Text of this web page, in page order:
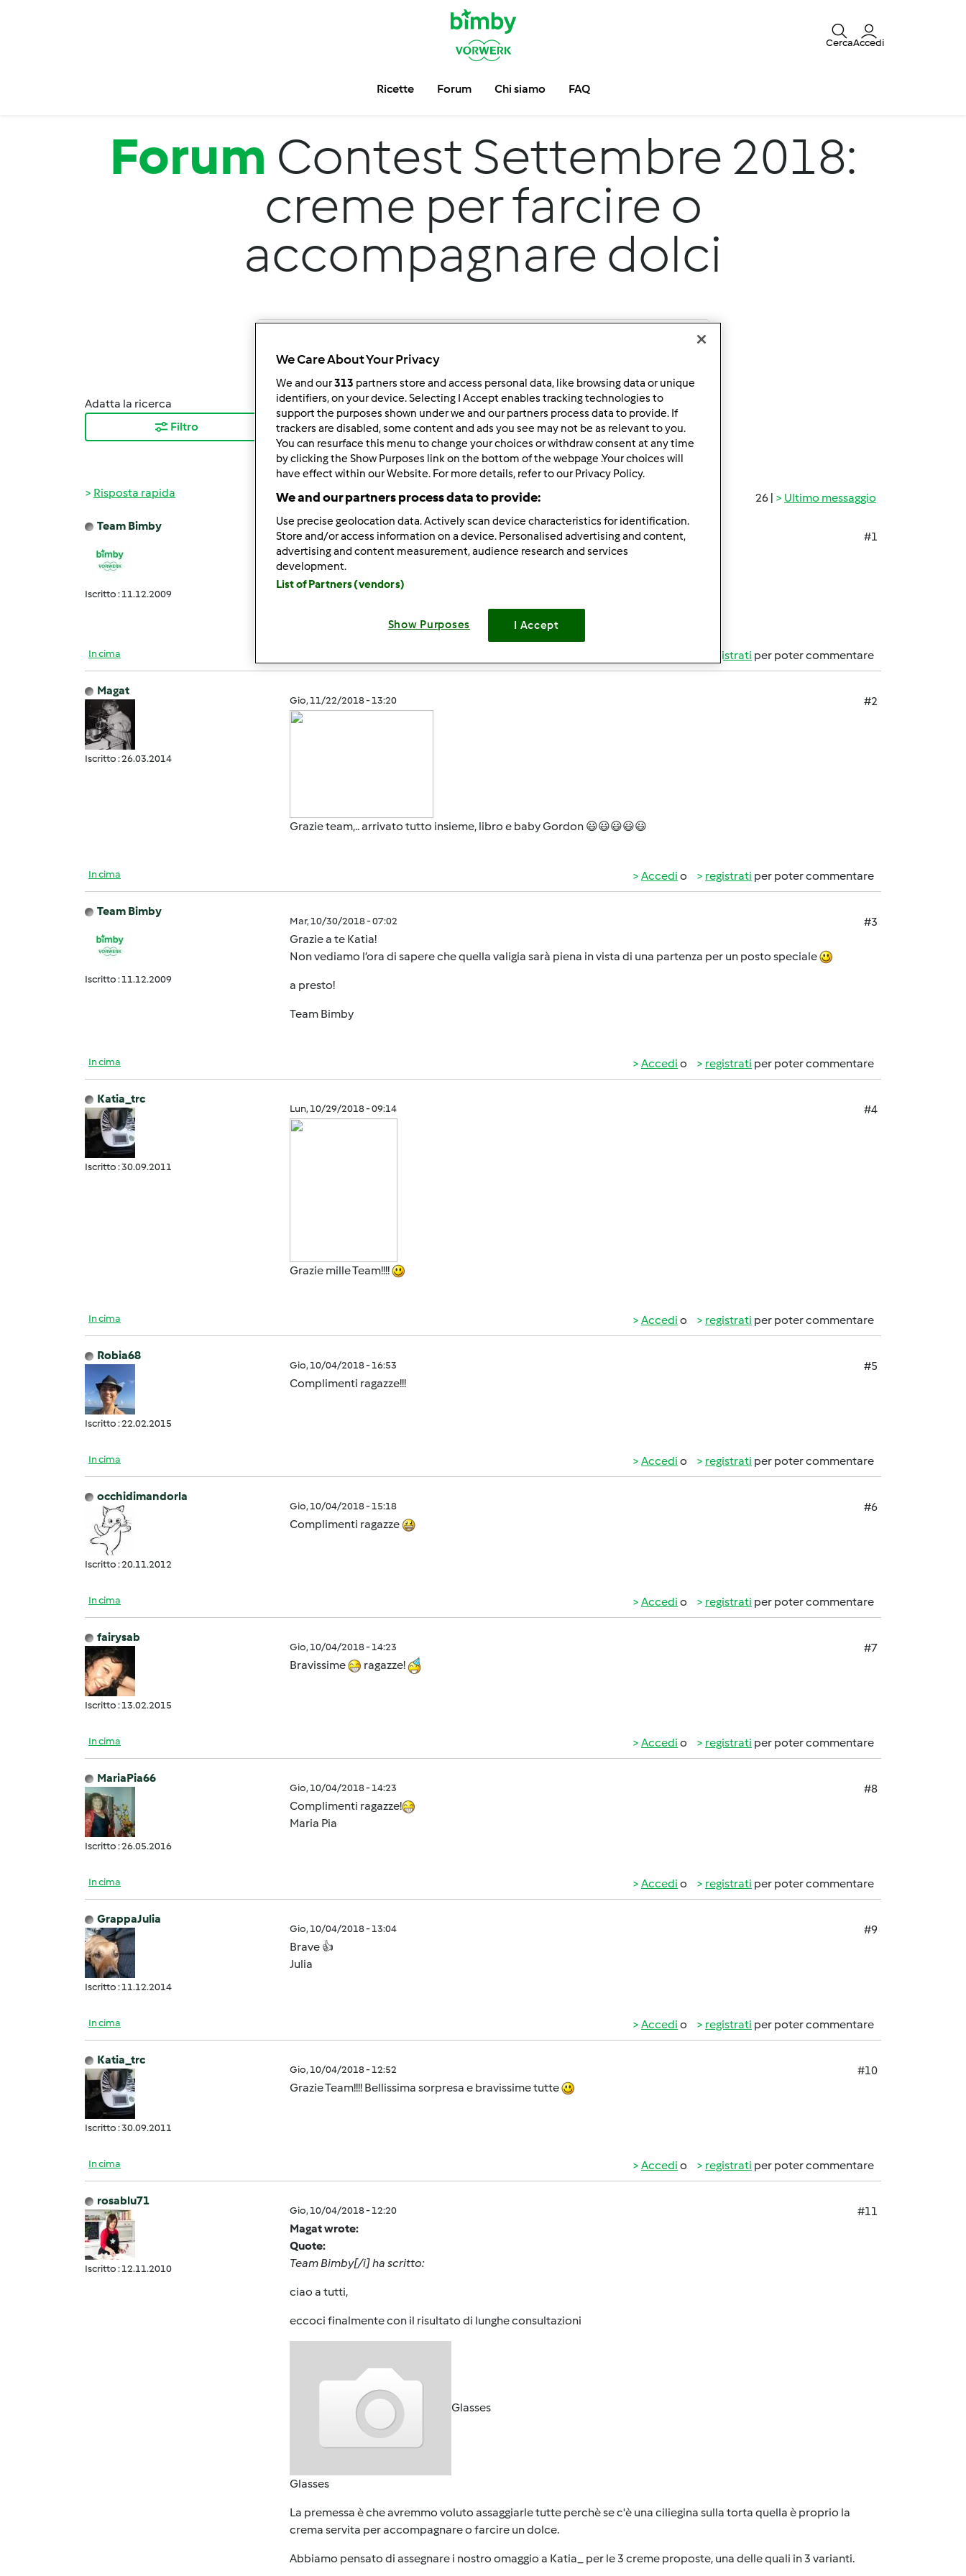
CercaAccedi
Ricette Forum Chi siamo FAQ
Forum Contest Settembre 2018:
creme per farcire o
accompagnare dolci
Adatta la ricerca
Filtro
Ordina per:
I risultati più recenti
Risultati per pagina:
10
26 | Ultimo messaggio
Risposta rapida
Team Bimby
Iscritto : 11.12.2009
Ven, 11/23/2018 - 08:39
#1
Benissimo Magat!
grazie per averlo comunicato nel topic
un caro saluto e a presto!
In cima registrati per poter commentare
Magat
Iscritto : 26.03.2014
Gio, 11/22/2018 - 13:20 #2
Grazie team,.. arrivato tutto insieme, libro e baby Gordon 😃😃😃😃😃
In cima Accedi o registrati per poter commentare
Team Bimby
Iscritto : 11.12.2009
Mar, 10/30/2018 - 07:02
#3
Grazie a te Katia!
Non vediamo l’ora di sapere che quella valigia sarà piena in vista di una partenza per un posto speciale
a presto!
Team Bimby
In cima Accedi o registrati per poter commentare
Katia_trc
Iscritto : 30.09.2011
Lun, 10/29/2018 - 09:14 #4
Grazie mille Team!!!!
In cima Accedi o registrati per poter commentare
Robia68
Iscritto : 22.02.2015
Gio, 10/04/2018 - 16:53
#5
Complimenti ragazze!!!
In cima Accedi o registrati per poter commentare
occhidimandorla
Iscritto : 20.11.2012
Gio, 10/04/2018 - 15:18
#6
Complimenti ragazze
In cima Accedi o registrati per poter commentare
fairysab
Iscritto : 13.02.2015
Gio, 10/04/2018 - 14:23
#7
Bravissime
ragazze!
In cima Accedi o registrati per poter commentare
MariaPia66
Iscritto : 26.05.2016
Gio, 10/04/2018 - 14:23
#8
Complimenti ragazze!
Maria Pia
In cima Accedi o registrati per poter commentare
GrappaJulia
Iscritto : 11.12.2014
Gio, 10/04/2018 - 13:04
#9
Brave 👍
Julia
In cima Accedi o registrati per poter commentare
Katia_trc
Iscritto : 30.09.2011
Gio, 10/04/2018 - 12:52
#10
Grazie Team!!!! Bellissima sorpresa e bravissime tutte
In cima Accedi o registrati per poter commentare
rosablu71
Iscritto : 12.11.2010
Gio, 10/04/2018 - 12:20
#11
Magat wrote:
Quote:
Team Bimby[/i] ha scritto:
ciao a tutti,
eccoci finalmente con il risultato di lunghe consultazioni
Glasses
Glasses
La premessa è che avremmo voluto assaggiarle tutte perchè se c'è una ciliegina sulla torta quella è proprio la
crema servita per accompagnare o farcire un dolce.
Abbiamo pensato di assegnare i nostro omaggio a Katia_ per le 3 creme proposte, una delle quali in 3 varianti.
We Care About Your Privacy
We and our313 partners store and access personal data, like browsing data or unique
identifiers, on your device. Selecting I Accept enables tracking technologies to
support the purposes shown under we and our partners process data to provide. If
trackers are disabled, some content and ads you see may not be as relevant to you.
You can resurface this menu to change your choices or withdraw consent at any time
by clicking the Show Purposes link on the bottom of the webpage .Your choices will
have effect within our Website. For more details, refer to our Privacy Policy.
We and our partners process data to provide:
Use precise geolocation data. Actively scan device characteristics for identification.
Store and/or access information on a device. Personalised advertising and content,
advertising and content measurement, audience research and services
development.
List of Partners (vendors)
Show Purposes I Accept